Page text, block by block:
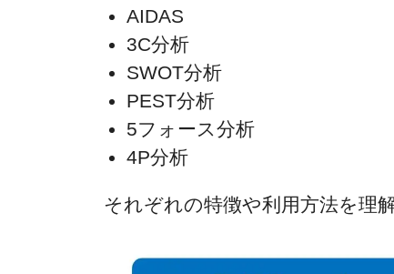
AIDAS
3C分析
SWOT分析
PEST分析
5フォース分析
4P分析
それぞれの特徴や利用方法を理